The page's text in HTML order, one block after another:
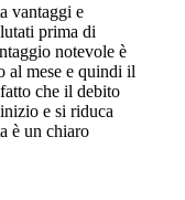
vantaggi e
prima di
notevole è
al mese e quindi il
che il debito
e si riduca
è un chiaro